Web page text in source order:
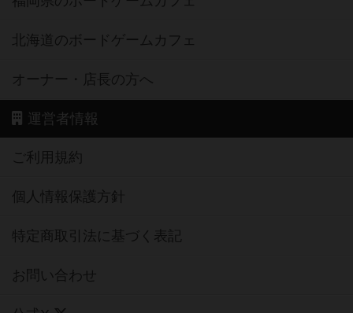
北海道のボードゲームカフェ
オーナー・店長の方へ
運営者情報
ご利用規約
個人情報保護方針
特定商取引法に基づく表記
お問い合わせ